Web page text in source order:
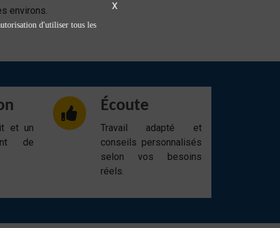
environs.
et un
de
Écoute
Travail adapté et
conseils personnalisés
selon vos besoins
réels.
X
d'utiliser tous les